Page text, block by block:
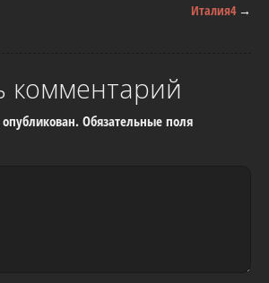
Италия4→
комментарий
Обязательные поля